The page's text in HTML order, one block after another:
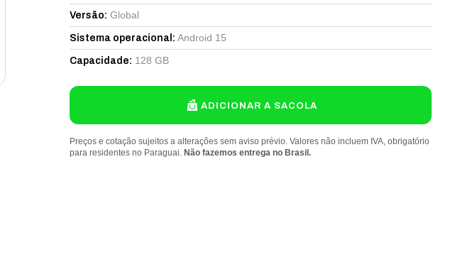
Versão: Global
Sistema operacional : Android 15
Capacidade: 128 GB
ADICIONAR A SACOLA
Preços e cotação sujeitos a alterações sem aviso prévio. Valores não incluem IVA, obrigatório
para residentes no Paraguai. Não fazemos entrega no Brasil.